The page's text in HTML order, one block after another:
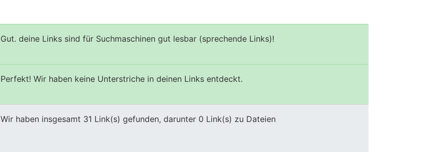
Gut. deine Links sind für Suchmaschinen gut lesbar (sprechende Links)!
Perfekt! Wir haben keine Unterstriche in deinen Links entdeckt.
Wir haben insgesamt 31 Link(s) gefunden, darunter 0 Link(s) zu Dateien